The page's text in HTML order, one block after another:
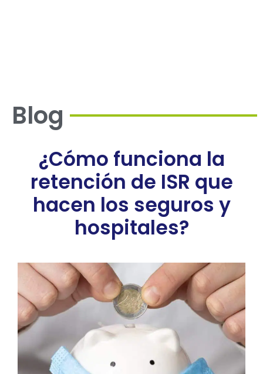
Blog
¿Cómo funciona la
retención de ISR que
hacen los seguros y
hospitales?